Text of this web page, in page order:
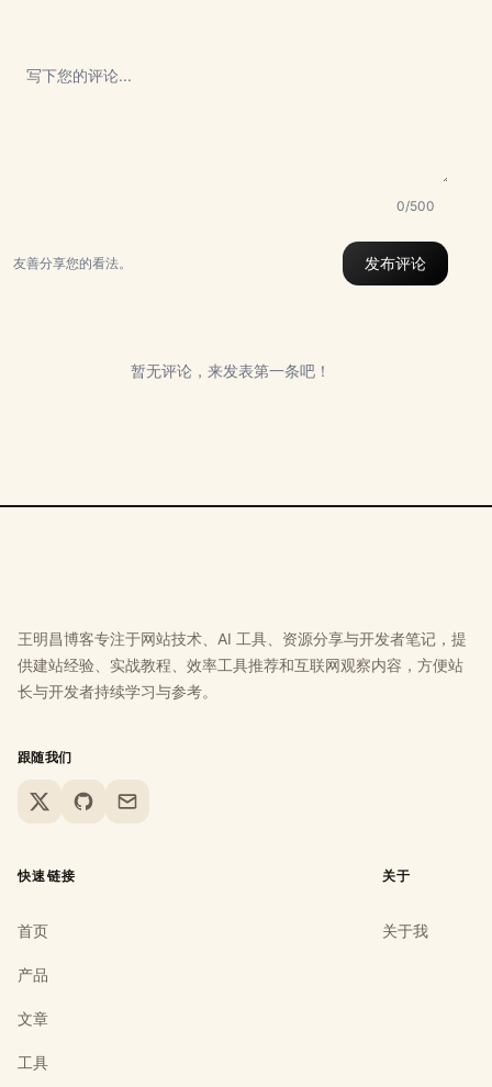
0/500
友善分享您的看法。 发布评论
暂无评论，来发表第一条吧！
王明昌博客专注于网站技术、AI 工具、资源分享与开发者笔记，提
供建站经验、实战教程、效率工具推荐和互联网观察内容，方便站
长与开发者持续学习与参考。
跟随我们
X GitHubEmail
快速链接
首页
产品
文章
工具
关于
关于我